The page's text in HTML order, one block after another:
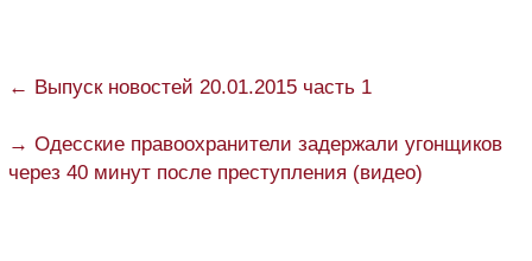
← Выпуск новостей 20.01.2015 часть 1
→ Одесские правоохранители задержали угонщиков
через 40 минут после преступления (видео)